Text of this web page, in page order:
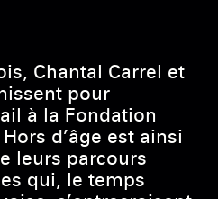
Chantal Carrel et
pour
à la Fondation
d’âge est ainsi
leurs parcours
qui, le temps